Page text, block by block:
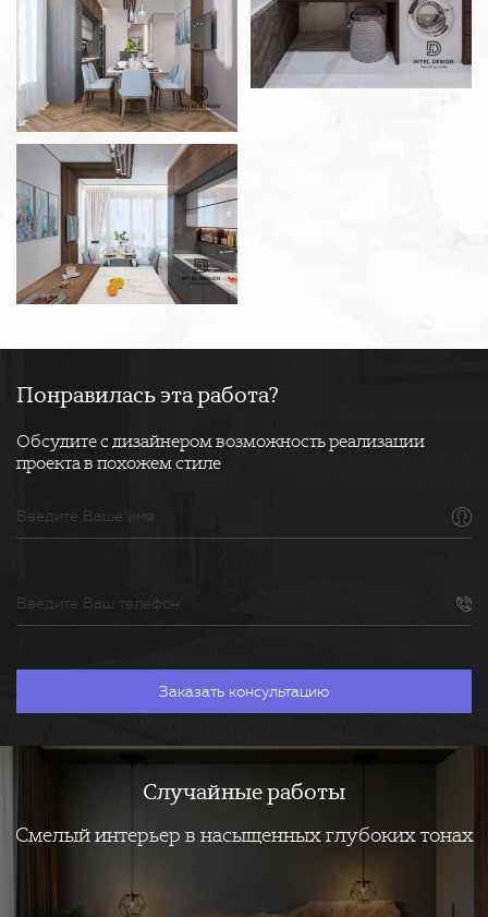
Понравилась эта работа?
Обсудите с дизайнером возможность реализации
проекта в похожем стиле
Смелый интерьер в насыщенных глубоких тонах
Случайные работы